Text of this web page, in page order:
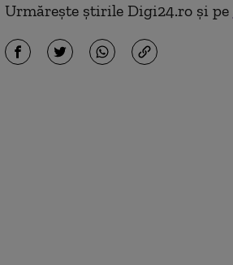
Urmărește știrile Digi24.ro și pe